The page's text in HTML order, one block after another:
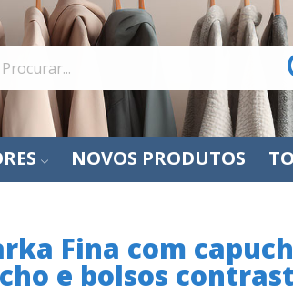
NOVOS PRODUTOS
Fina com
e bolsos